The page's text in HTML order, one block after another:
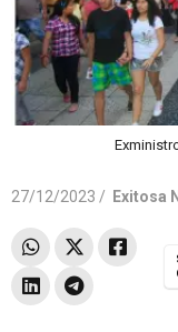
27/12/2023 / Exitosa